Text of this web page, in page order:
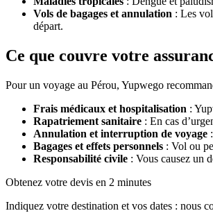
Vols de bagages et annulation : Les
départ.
Ce que couvre votre
Pour un voyage au Pérou, Yupwego
Frais médicaux et hospitalisation :
Rapatriement sanitaire : En cas
Annulation et interruption de voyage
Bagages et effets personnels : Vol ou
Responsabilité civile : Vous causez un
Obtenez votre devis en 2 minutes
Indiquez votre destination et vos dates : nous